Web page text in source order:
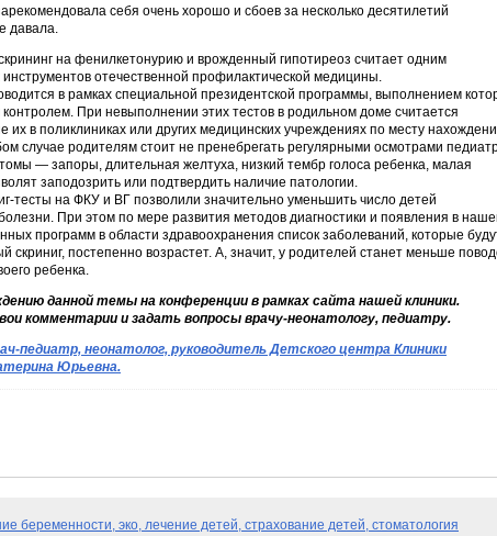
себя очень хорошо и сбоев за несколько десятилетий
давала.
на фенилкетонурию и врожденный гипотиреоз считает одним
отечественной профилактической медицины.
в рамках специальной президентской программы, выполнением
При невыполнении этих тестов в родильном доме считается
в поликлиниках или других медицинских учреждениях по месту
случае родителям стоит не пренебрегать регулярными осмотрами
— запоры, длительная желтуха, низкий тембр голоса ребенка, малая
заподозрить или подтвердить наличие патологии.
тесты на ФКУ и ВГ позволили значительно уменьшить число детей
При этом по мере развития методов диагностики и появления в
программ в области здравоохранения список заболеваний, которые
скриниг, постепенно возрастет. А, значит, у родителей станет меньше
ребенка.
данной темы на конференции в рамках сайта нашей клиники.
комментарии и задать вопросы врачу-неонатологу, педиатру.
педиатр, неонатолог, руководитель Детского центра Клиники
Юрьевна.
беременности, эко, лечение детей, страхование детей, стоматология